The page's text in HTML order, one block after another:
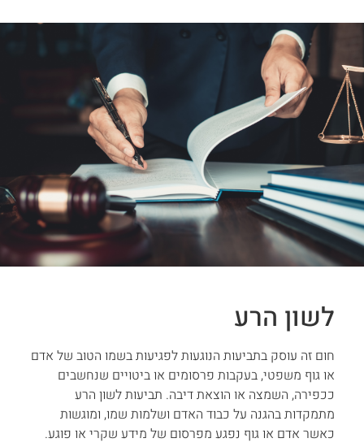
לשון הרע
חום זה עוסק בתביעות הנוגעות לפגיעות בשמו הטוב של אדם
או גוף משפטי, בעקבות פרסומים או ביטויים שנחשבים
ככפירה, השמצה או הוצאת דיבה. תביעות לשון הרע
מתמקדות בהגנה על כבוד האדם ושלמות שמו, ומוגשות
כאשר אדם או גוף נפגע מפרסום של מידע שקרי או פוגע.